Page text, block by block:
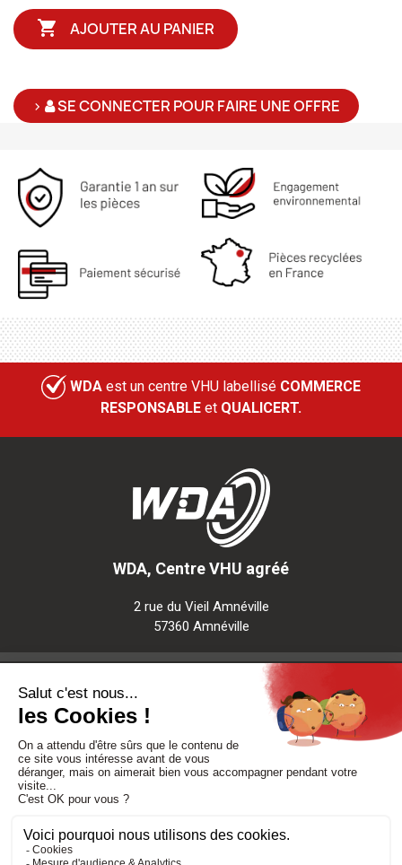
 AJOUTER AU PANIER
> SE CONNECTER POUR FAIRE UNE OFFRE
WDA est un centre VHU labellisé COMMERCE
RESPONSABLE et QUALICERT.
WDA, Centre VHU agréé
2 rue du Vieil Amnéville
57360 Amnéville
Besoin d'aide